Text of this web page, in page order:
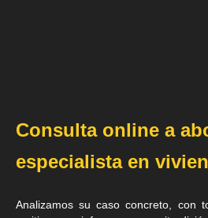
Consulta online a
especialista en
Analizamos su caso concreto, con